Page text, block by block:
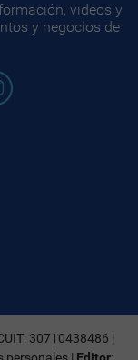
videos y
y negocios de
30710438486 |